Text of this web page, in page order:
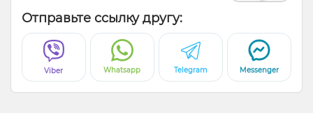
Отправьте ссылку другу:
Viber Whatsapp Telegram Messenger